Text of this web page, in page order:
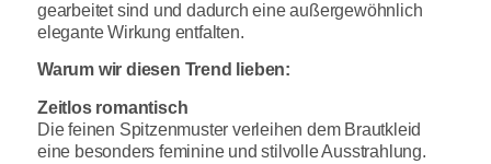
gearbeitet sind und dadurch eine außergewöhnlich
elegante Wirkung entfalten.
Warum wir diesen Trend lieben:
Zeitlos romantisch
Die feinen Spitzenmuster verleihen dem Brautkleid
eine besonders feminine und stilvolle Ausstrahlung.